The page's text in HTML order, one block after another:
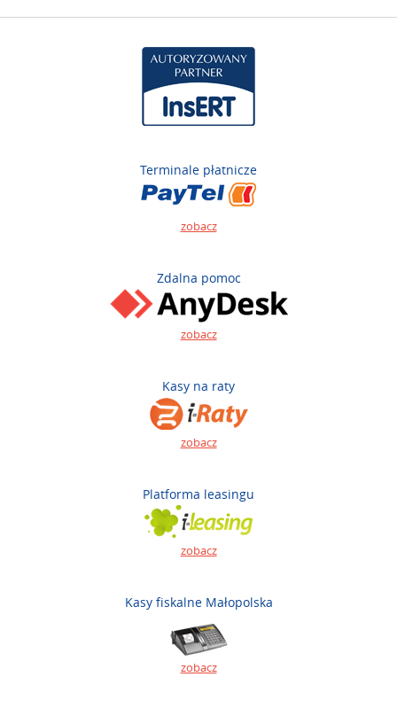
Terminale płatnicze
zobacz
Zdalna pomoc
zobacz
Kasy na raty
zobacz
Platforma leasingu
zobacz
Kasy fiskalne Małopolska
zobacz